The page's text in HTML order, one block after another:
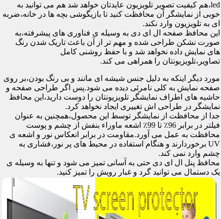
led،هم کیفیت تصویر تلویزیون عایدتان خواهد شد هم می توانید به
خوبی از نمایشگر آن محافظت کنید تا بازیگوشی بچه ها در خانه،ضربه
ای به تلویزیون وارد نکند.
این محافظ صفحه ال ای دی به وسیله ی فناوری های پیشرفته،به
صورت نشکن طراحی شده و مهم تر از آن باعث تاریک شدن رنگ
های نمایش داده نخواهد شد و با حفظ روشنی کامل
تصاویر،تلویزیونتان را همراهی می کند.
مورد دیگر اینکه به دلیل جنس شیشه ای مانند و بی رنگ بودن،بر روی
صفحه نمایش به کلی نامرئی دیده می شود.پس اگر طراحی صفحه و
حاشیه های اطراف نمایشگر تلویزیونتان را دوست دارید،این محافظ
نمایشگر در طراحی اش تغییری ایجاد نخواهد کرد.
جدا از محافظت از نمایشگر توسط این محصول،همچنین به عنوان
فیلتر در برابر 96٪ تا 99٪ اشعه ماوراء بنفش از چشم و پوست
محافظت به عمل می آورد.مقاومت در برابر انعکاس نور و اشعه ی
UV برخوردارند و هنگام استفاده در محیط های پر نور،فشاری به
چشم وارد نمی کند.
محافظ پنل ال ای دی حتی به آسانی تمیز می شود و تنها به وسیله ی
یک دستمال می توانید گرد و غبار رویش را تمیز کنید.